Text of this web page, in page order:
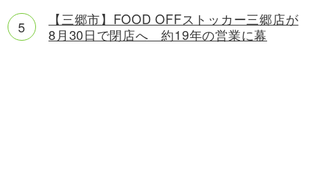
【三郷市】FOOD OFFストッカー三郷店が
8月30日で閉店へ 約19年の営業に幕